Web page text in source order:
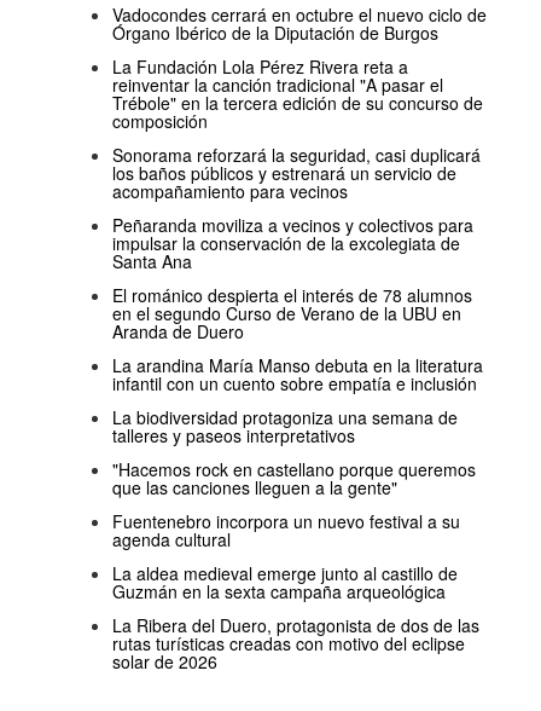
Vadocondes cerrará en octubre el nuevo ciclo de
Órgano Ibérico de la Diputación de Burgos
La Fundación Lola Pérez Rivera reta a
reinventar la canción tradicional "A pasar el
Trébole" en la tercera edición de su concurso de
composición
Sonorama reforzará la seguridad, casi duplicará
los baños públicos y estrenará un servicio de
acompañamiento para vecinos
Peñaranda moviliza a vecinos y colectivos para
impulsar la conservación de la excolegiata de
Santa Ana
El románico despierta el interés de 78 alumnos
en el segundo Curso de Verano de la UBU en
Aranda de Duero
La arandina María Manso debuta en la literatura
infantil con un cuento sobre empatía e inclusión
La biodiversidad protagoniza una semana de
talleres y paseos interpretativos
"Hacemos rock en castellano porque queremos
que las canciones lleguen a la gente"
Fuentenebro incorpora un nuevo festival a su
agenda cultural
La aldea medieval emerge junto al castillo de
Guzmán en la sexta campaña arqueológica
La Ribera del Duero, protagonista de dos de las
rutas turísticas creadas con motivo del eclipse
solar de 2026